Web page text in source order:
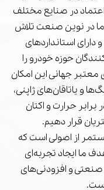
در صنایع مختلف
در نوین صنعت تلاش
استانداردهای
حوزه خودرو را
جهانی این امکان
و یاتاقان‌های ژاپنی،
حرارت و اکتان
قرار دهیم.
از اصولی است که
ما ایجاد تجربه‌ای
و افزودنی‌های